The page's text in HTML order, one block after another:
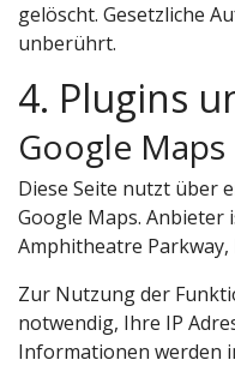
gelöscht. Gesetzliche
unberührt.
4. Plugins
Google Maps
Diese Seite nutzt über
Google Maps. Anbieter
Amphitheatre Parkway,
Zur Nutzung der
notwendig, Ihre IP
Informationen werden